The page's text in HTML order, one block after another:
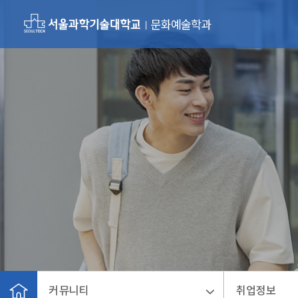
문화예술학과
커뮤니티 취업정보